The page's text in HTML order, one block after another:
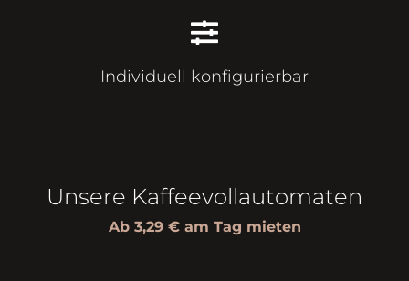
Individuell konfigurierbar
Unsere Kaffeevollautomaten
Ab 3,29 € am Tag mieten